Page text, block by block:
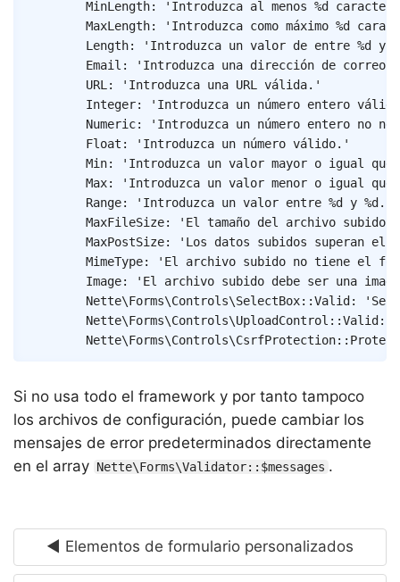
MinLength:
'Introduzca al menos %d
MaxLength:
'Introduzca como máximo %d
Length:
'Introduzca un valor de entre %d y
Email :
'Introduzca una dirección de correo
URL :
'Introduzca una URL válida.'
Integer:
'Introduzca un número entero
Numeric:
'Introduzca un número entero no
Float :
'Introduzca un número válido.'
Min:
'Introduzca un valor mayor o igual que
Max:
'Introduzca un valor menor o igual que
Range:
'Introduzca un valor entre %d y %d.'
MaxFileSize:
'El tamaño del archivo subido
MaxPostSize:
'Los datos subidos superan el
MimeType:
'El archivo subido no tiene el
Image:
'El archivo subido debe ser una
Nette\Forms\Controls\SelectBox::Valid :
Nette\Forms\Controls\UploadControl::Valid :
Si no usa todo el framework y por tanto tampoco
los archivos de configuración, puede cambiar los
mensajes de error predeterminados directamente
en el array Nette\Forms\Validator::$messages .
◄ Elementos de formulario personalizados